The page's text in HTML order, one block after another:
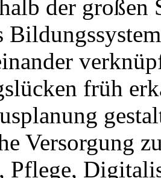
der großen
früh
Versorgung
Pflege,